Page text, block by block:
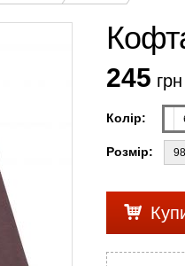
245 грн
Колір:
Розмір: